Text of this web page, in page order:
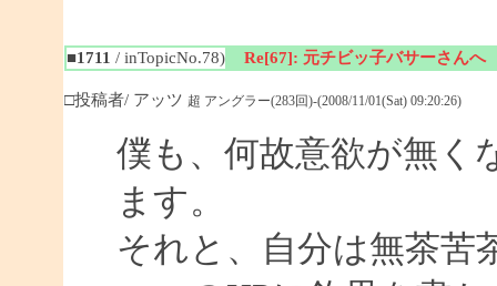
■1711 / inTopicNo.78) Re[67]: 元チビッ子バサーさんへ
□投稿者/ アッツ 超 アングラー(283回)-(2008/11/01(Sat) 09:20:26)
僕も、何故意欲が無く
ます。
それと、自分は無茶苦